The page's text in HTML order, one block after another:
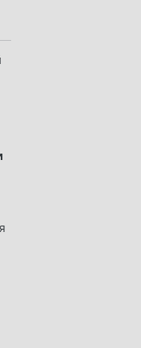
и терапия"